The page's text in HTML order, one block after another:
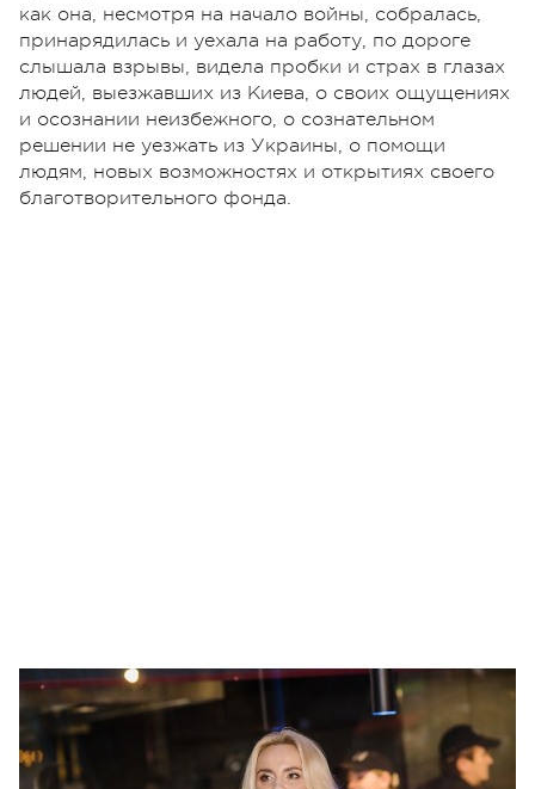
как она, несмотря на начало войны, собралась,
принарядилась и уехала на работу, по дороге
слышала взрывы, видела пробки и страх в глазах
людей, выезжавших из Киева, о своих ощущениях
и осознании неизбежного, о сознательном
решении не уезжать из Украины, о помощи
людям, новых возможностях и открытиях своего
благотворительного фонда.